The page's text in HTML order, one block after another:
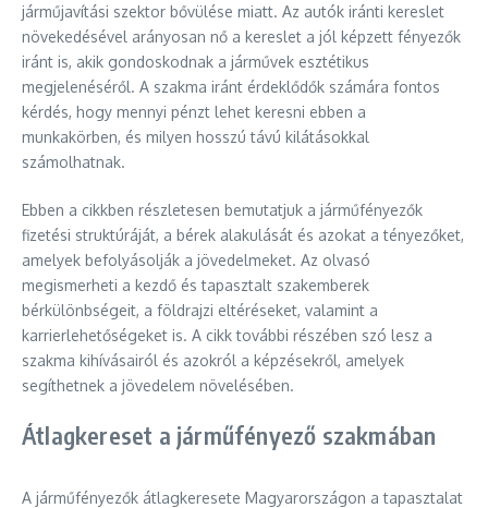
járműjavítási szektor bővülése miatt. Az autók iránti kereslet
növekedésével arányosan nő a kereslet a jól képzett fényezők
iránt is, akik gondoskodnak a járművek esztétikus
megjelenéséről. A szakma iránt érdeklődők számára fontos
kérdés, hogy mennyi pénzt lehet keresni ebben a
munkakörben, és milyen hosszú távú kilátásokkal
számolhatnak.
Ebben a cikkben részletesen bemutatjuk a járműfényezők
fizetési struktúráját, a bérek alakulását és azokat a tényezőket,
amelyek befolyásolják a jövedelmeket. Az olvasó
megismerheti a kezdő és tapasztalt szakemberek
bérkülönbségeit, a földrajzi eltéréseket, valamint a
karrierlehetőségeket is. A cikk további részében szó lesz a
szakma kihívásairól és azokról a képzésekről, amelyek
segíthetnek a jövedelem növelésében.
Átlagkereset a járműfényező szakmában
A járműfényezők átlagkeresete Magyarországon a tapasztalat